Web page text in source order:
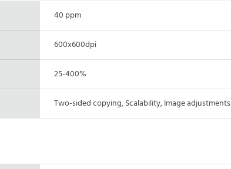
40 ppm
600x600dpi
25-400%
Two-sided copying, Scalability, Image adjustments